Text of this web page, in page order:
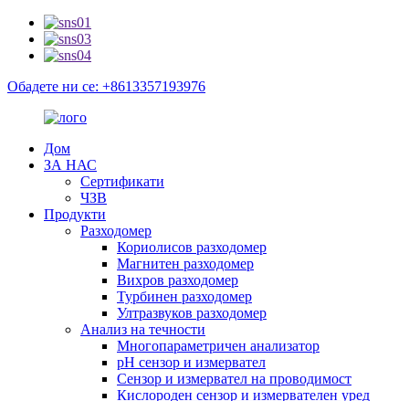
Обадете ни се: +8613357193976
Дом
ЗА НАС
Сертификати
ЧЗВ
Продукти
Разходомер
Кориолисов разходомер
Магнитен разходомер
Вихров разходомер
Турбинен разходомер
Ултразвуков разходомер
Анализ на течности
Многопараметричен анализатор
pH сензор и измервател
Сензор и измервател на проводимост
Кислороден сензор и измервателен уред